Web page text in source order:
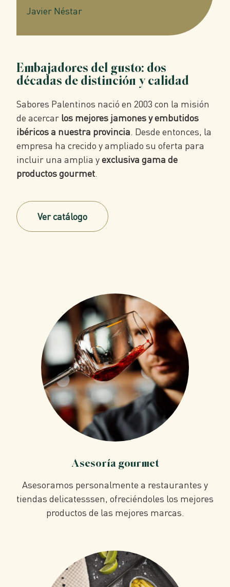
Embajadores del gusto: dos
décadas de distinción y calidad
Sabores Palentinos nació en 2003 con la misión
de acercar los mejores jamones y embutidos
ibéricos a nuestra provincia. Desde entonces, la
empresa ha crecido y ampliado su oferta para
incluir una amplia yexclusiva gama de
productos gourmet.
Ver catálogo
Javier Néstar
Asesoría gourmet
Asesoramos personalmente a restaurantes y
tiendas delicatesssen, ofreciéndoles los mejores
productos de las mejores marcas.